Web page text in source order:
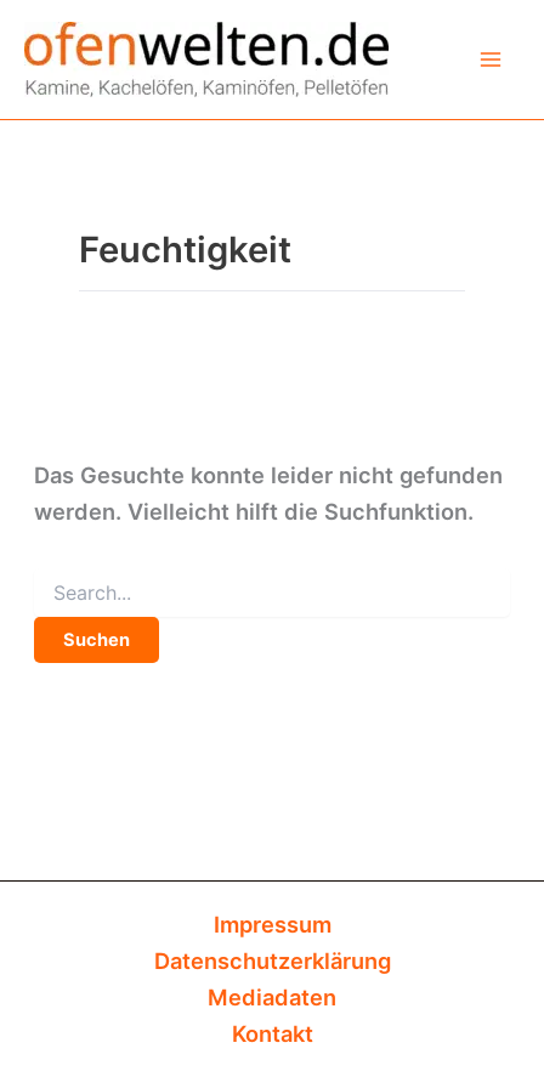
Inhalt
springen
Feuchtigkeit
Das Gesuchte konnte leider nicht gefunden
werden. Vielleicht hilft die Suchfunktion.
nach:
Impressum
Datenschutzerklärung
Mediadaten
Kontakt